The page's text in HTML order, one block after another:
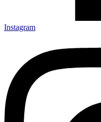
Instagram